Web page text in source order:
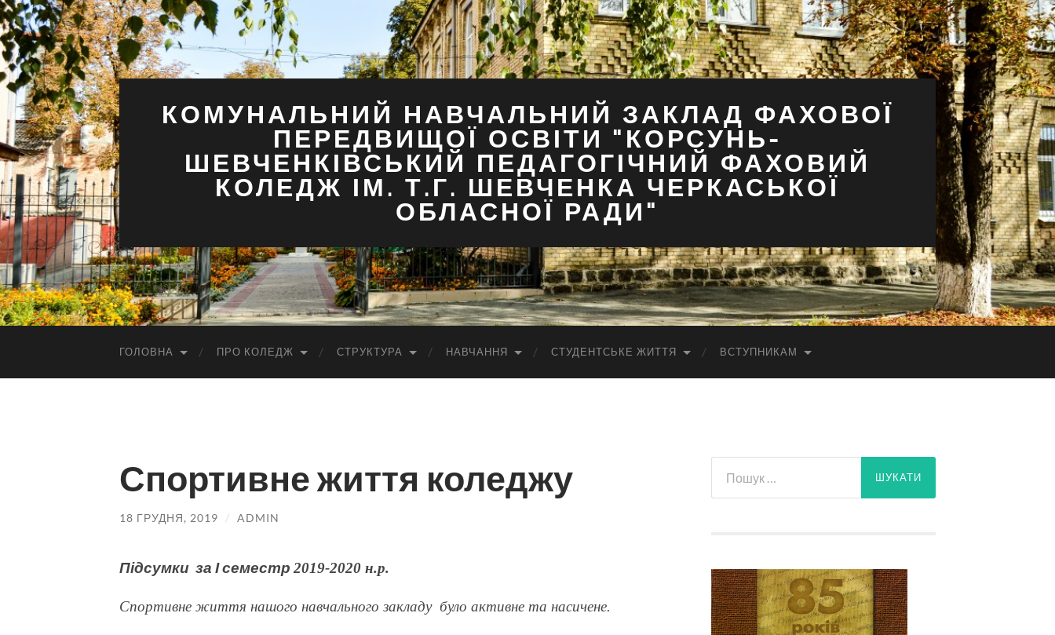
КОМУНАЛЬНИЙ НАВЧАЛЬНИЙ ЗАКЛАД ФАХОВОЇ
ПЕРЕДВИЩОЇ ОСВІТИ "КОРСУНЬ-
ШЕВЧЕНКІВСЬКИЙ ПЕДАГОГІЧНИЙ ФАХОВИЙ
КОЛЕДЖ ІМ. Т.Г. ШЕВЧЕНКА ЧЕРКАСЬКОЇ
ОБЛАСНОЇ РАДИ"
ГОЛОВНА ПРО КОЛЕДЖ СТРУКТУРА НАВЧАННЯ СТУДЕНТСЬКЕ ЖИТТЯ ВСТУПНИКАМ
Спортивне життя коледжу
18 ГРУДНЯ, 2019 / ADMIN
Підсумки за І семестр 2019-2020 н.р.
Спортивне життя нашого навчального закладу було активне та насичене.